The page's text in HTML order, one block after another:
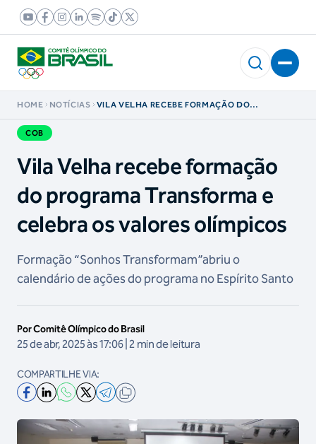
HOME NOTÍCIAS
VILA VELHA RECEBE FORMAÇÃO DO
COB
Vila Velha recebe formação
do programa Transforma e
celebra os valores olímpicos
Formação “Sonhos Transformam”abriu o
calendário de ações do programa no Espírito Santo
Por Comitê Olímpico do Brasil
25 de abr, 2025 às 17:06 | 2 min de leitura
COMPARTILHE VIA: